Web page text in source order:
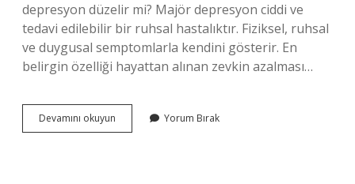
depresyon düzelir mi? Majör depresyon ciddi ve
tedavi edilebilir bir ruhsal hastalıktır. Fiziksel, ruhsal
ve duygusal semptomlarla kendini gösterir. En
belirgin özelliği hayattan alınan zevkin azalması…
Devamını okuyun
Depresyon
Yorum Bırak